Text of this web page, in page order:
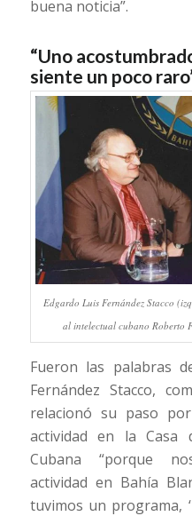
buena noticia”.
“Uno
siente un poco
Edgardo Luis Fernández Stacco
al intelectual cubano Roberto
Fueron las palabras
Fernández Stacco,
relacionó su paso por
actividad en la Casa
Cubana “porque
actividad en Bahía
tuvimos un programa,